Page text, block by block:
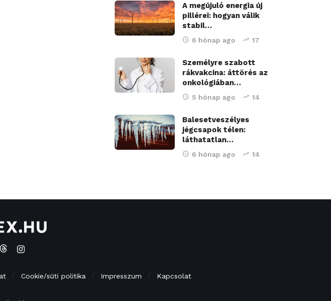
A megújuló energia új
pillérei: hogyan válik
stabil…
6 hónap ago 17
Személyre szabott
rákvakcina: áttörés az
onkológiában…
5 hónap ago 14
Balesetveszélyes
jégcsapok télen:
láthatatlan…
6 hónap ago 14
Cookie/süti politika Impresszum Kapcsolat